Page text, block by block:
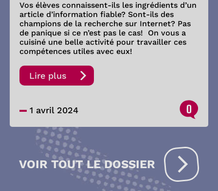
Vos élèves connaissent-ils les ingrédients d’un
article d’information fiable? Sont-ils des
champions de la recherche sur Internet? Pas
de panique si ce n’est pas le cas! On vous a
cuisiné une belle activité pour travailler ces
compétences utiles avec eux!
Lire plus
1 avril 2024 0
VOIR TOUT LE DOSSIER